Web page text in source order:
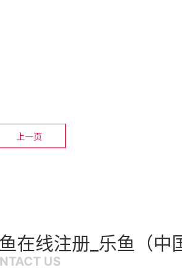
上一页
在线注册_乐鱼（中
US